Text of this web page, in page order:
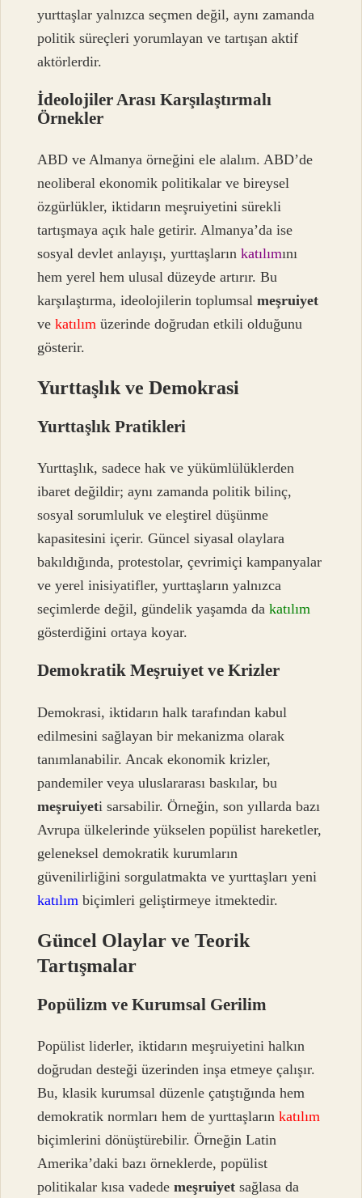
yurttaşlar yalnızca seçmen değil, aynı zamanda
politik süreçleri yorumlayan ve tartışan aktif
aktörlerdir.
İdeolojiler Arası Karşılaştırmalı
Örnekler
ABD ve Almanya örneğini ele alalım. ABD’de
neoliberal ekonomik politikalar ve bireysel
özgürlükler, iktidarın meşruiyetini sürekli
tartışmaya açık hale getirir. Almanya’da ise
sosyal devlet anlayışı, yurttaşlarınkatılımını
hem yerel hem ulusal düzeyde artırır. Bu
karşılaştırma, ideolojilerin toplumsalmeşruiyet
vekatılım üzerinde doğrudan etkili olduğunu
gösterir.
Yurttaşlık ve Demokrasi
Yurttaşlık Pratikleri
Yurttaşlık, sadece hak ve yükümlülüklerden
ibaret değildir; aynı zamanda politik bilinç,
sosyal sorumluluk ve eleştirel düşünme
kapasitesini içerir. Güncel siyasal olaylara
bakıldığında, protestolar, çevrimiçi kampanyalar
ve yerel inisiyatifler, yurttaşların yalnızca
seçimlerde değil, gündelik yaşamda dakatılım
gösterdiğini ortaya koyar.
Demokratik Meşruiyet ve Krizler
Demokrasi, iktidarın halk tarafından kabul
edilmesini sağlayan bir mekanizma olarak
tanımlanabilir. Ancak ekonomik krizler,
pandemiler veya uluslararası baskılar, bu
meşruiyeti sarsabilir. Örneğin, son yıllarda bazı
Avrupa ülkelerinde yükselen popülist hareketler,
geleneksel demokratik kurumların
güvenilirliğini sorgulatmakta ve yurttaşları yeni
katılım biçimleri geliştirmeye itmektedir.
Güncel Olaylar ve Teorik
Tartışmalar
Popülizm ve Kurumsal Gerilim
Popülist liderler, iktidarın meşruiyetini halkın
doğrudan desteği üzerinden inşa etmeye çalışır.
Bu, klasik kurumsal düzenle çatıştığında hem
demokratik normları hem de yurttaşlarınkatılım
biçimlerini dönüştürebilir. Örneğin Latin
Amerika’daki bazı örneklerde, popülist
politikalar kısa vadedemeşruiyet sağlasa da